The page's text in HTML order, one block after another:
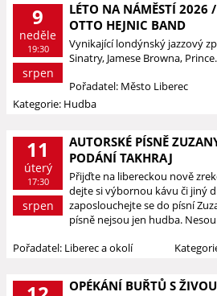
9
neděle
19:30
srpen
LÉTO NA NÁMĚSTÍ 2026
OTTO HEJNIC BAND
Vynikající londýnský jazzový
Sinatry, Jamese Browna,
Pořadatel: Město Liberec
Kategorie: Hudba
11
úterý
17:30
srpen
AUTORSKÉ PÍSNĚ
PODÁNÍ TAKHRAJ
Přijďte na libereckou nově
dejte si výbornou kávu či jiný
zaposlouchejte se do písní
písně nejsou jen hudba.
Pořadatel: Liberec a okolí
OPÉKÁNÍ BUŘTŮ S